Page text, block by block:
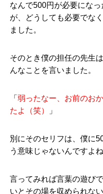
なんで500円が必要にな
が、どうしても必要でな
ました。
そのとき僕の担任の先生
んなことを言いました。
「 弱ったなー、お前のお
たよ（笑）
」
別にそのセリフは、僕に
う意味じゃないんですよ
言ってみれば言葉の遊び
いとその場を収められな